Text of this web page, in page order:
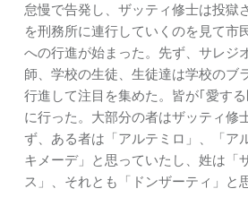
怠慢で告発し、ザッティ修士は投獄
を刑務所に連行していくのを見て市
への行進が始まった。先ず、サレジ
師、学校の生徒、生徒達は学校のブ
行進して注目を集めた。皆が｢愛す
に行った。大部分の者はザッティ修
ず、ある者は「アルテミロ」、「ア
キメーデ」と思っていたし、姓は「
ス」、それとも「ドンザーティ」と